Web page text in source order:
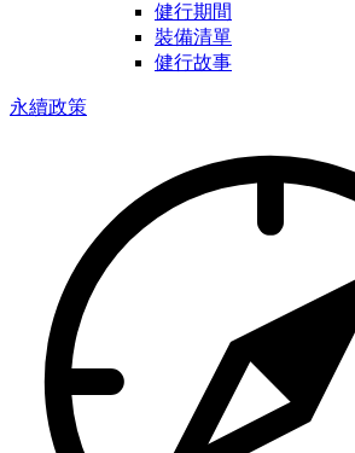
健行期間
裝備清單
健行故事
永續政策